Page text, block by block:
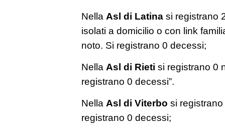
Nella Asl di Latina si registrano
isolati a domicilio o con link
noto. Si registrano 0 decessi;
Nella Asl di Rieti si registrano 0
registrano 0 decessi”.
Nella Asl di Viterbo si
registrano 0 decessi;